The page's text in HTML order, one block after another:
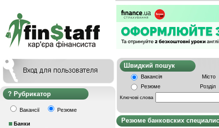
Рубрикатор
Вакансії Резюме
Банки
Швидкий
Вакансія
Місто
Резюме
Розділ
Ключові слова
Резюме банковских